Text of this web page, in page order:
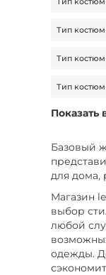
Тип
Тип
Тип
Цвет
Тип
Тип костюм
60
Тип брюки,
Тип
Цвет
Показать
Базовый
для дома,
Магазин
выбор
любой
одежды.